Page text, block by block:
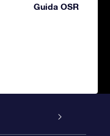
Guida OSR